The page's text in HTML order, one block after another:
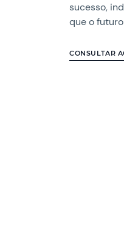
sucesso,
que o
CONSULTAR